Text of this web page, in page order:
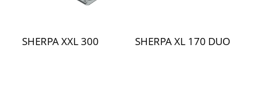
SHERPA XXL 300 SHERPA XL 170 DUO